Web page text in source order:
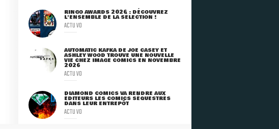
RINGO AWARDS 2026 : DÉCOUVREZ
L'ENSEMBLE DE LA SÉLECTION !
ACTU VO
AUTOMATIC KAFKA DE JOE CASEY ET
ASHLEY WOOD TROUVE UNE NOUVELLE
VIE CHEZ IMAGE COMICS EN NOVEMBRE
2026
ACTU VO
DIAMOND COMICS VA RENDRE AUX
ÉDITEURS LES COMICS SÉQUESTRÉS
DANS LEUR ENTREPÔT
ACTU VO